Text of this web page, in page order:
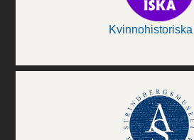
Kvinnohistoriska